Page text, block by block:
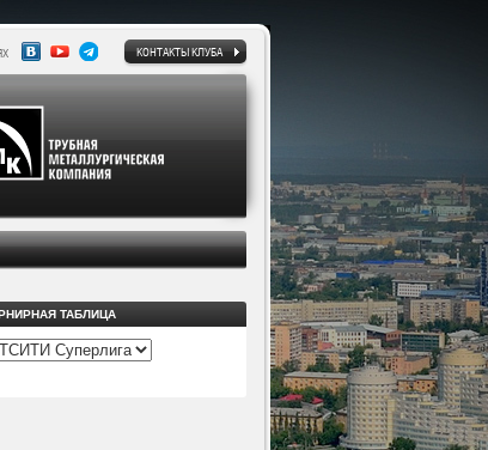
КОНТАКТЫ КЛУБА
ТАБЛИЦА